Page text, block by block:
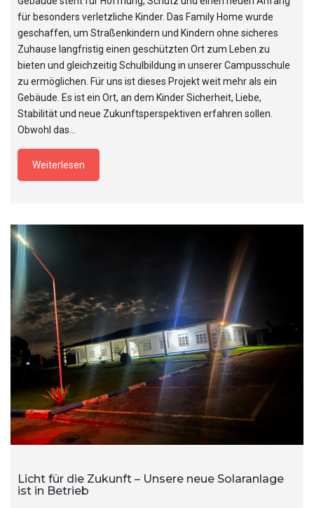
für besonders verletzliche Kinder. Das Family Home wurde
geschaffen, um Straßenkindern und Kindern ohne sicheres
Zuhause langfristig einen geschützten Ort zum Leben zu
bieten und gleichzeitig Schulbildung in unserer Campusschule
zu ermöglichen. Für uns ist dieses Projekt weit mehr als ein
Gebäude. Es ist ein Ort, an dem Kinder Sicherheit, Liebe,
Stabilität und neue Zukunftsperspektiven erfahren sollen.
Obwohl das…
Weiterlesen
Licht für die Zukunft – Unsere neue Solaranlage
ist in Betrieb